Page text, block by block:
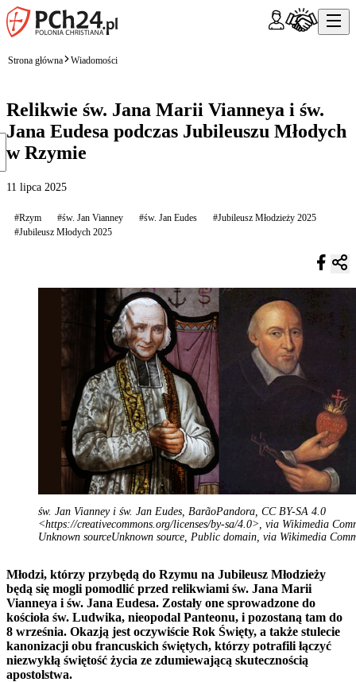
Strona główna Wiadomości
Relikwie św. Jana Marii Vianneya i św.
Jana Eudesa podczas Jubileuszu Młodych
w Rzymie
11 lipca 2025
#Rzym #św. Jan Vianney #św. Jan Eudes
#Jubileusz Młodzieży 2025
#Jubileusz Młodych 2025
św. Jan Vianney i św. Jan Eudes, BarãoPandora, CC BY-SA 4.0
<https://creativecommons.org/licenses/by-sa/4.0>, via Wikimedia
Unknown sourceUnknown source, Public domain, via Wikimedia
Młodzi, którzy przybędą do Rzymu na Jubileusz Młodzieży
będą się mogli pomodlić przed relikwiami św. Jana Marii
Vianneya i św. Jana Eudesa. Zostały one sprowadzone do
kościoła św. Ludwika, nieopodal Panteonu, i pozostaną tam do
8 września. Okazją jest oczywiście Rok Święty, a także stulecie
kanonizacji obu francuskich świętych, którzy potrafili łączyć
niezwykłą świętość życia ze zdumiewającą skutecznością
apostolstwa.